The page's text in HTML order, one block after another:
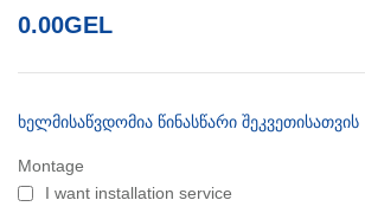
0.00GEL
ხელმისაწვდომია წინასწარი შეკვეთისათვის
Montage
I want installation service